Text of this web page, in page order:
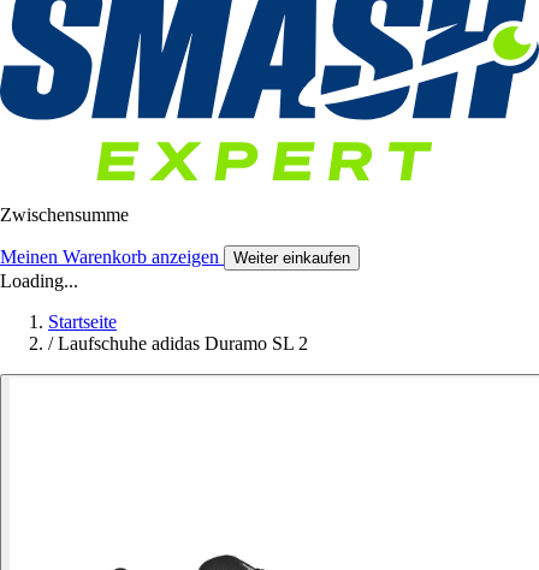
Zwischensumme
Meinen Warenkorb anzeigen Weiter einkaufen
Loading...
Startseite
/ Laufschuhe adidas Duramo SL 2